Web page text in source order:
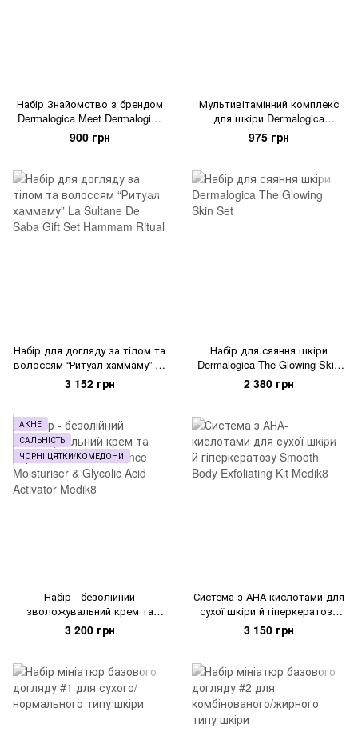
Набір Знайомство з брендом
Dermalogica Meet Dermalogica
Kit
900 грн
Мультивітамінний комплекс
для шкіри Dermalogica
Multivitamin Essentials Kit
975 грн
Набір для догляду за тілом та
волоссям “Ритуал хаммаму” La
Sultane De Saba Gift Set
Hammam Ritual
3 152 грн
Набір для сяяння шкіри
Dermalogica The Glowing Skin
Set
2 380 грн
АКНЕ
САЛЬНІСТЬ
ЧОРНІ ЦЯТКИ/КОМЕДОНИ
Набір - безолійний
зволожувальний крем та
сироватка з АНА Balance
Moisturiser & Glycolic Acid
3 200 грн
Система з АНА-кислотами для
сухої шкіри й гіперкератозу
Smooth Body Exfoliating Kit
Medik8
3 150 грн